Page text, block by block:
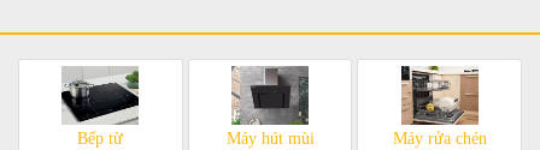
Bếp từ Máy hút mùi Máy rửa chén